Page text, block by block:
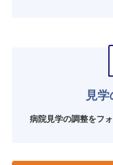
見
病院見学の調整をフ